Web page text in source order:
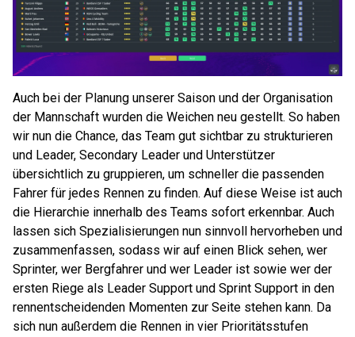
Auch bei der Planung unserer Saison und der Organisation
der Mannschaft wurden die Weichen neu gestellt. So haben
wir nun die Chance, das Team gut sichtbar zu strukturieren
und Leader, Secondary Leader und Unterstützer
übersichtlich zu gruppieren, um schneller die passenden
Fahrer für jedes Rennen zu finden. Auf diese Weise ist auch
die Hierarchie innerhalb des Teams sofort erkennbar. Auch
lassen sich Spezialisierungen nun sinnvoll hervorheben und
zusammenfassen, sodass wir auf einen Blick sehen, wer
Sprinter, wer Bergfahrer und wer Leader ist sowie wer der
ersten Riege als Leader Support und Sprint Support in den
rennentscheidenden Momenten zur Seite stehen kann. Da
sich nun außerdem die Rennen in vier Prioritätsstufen